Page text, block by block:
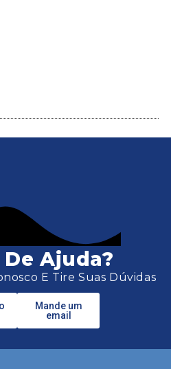
Ajuda?
E Tire Suas Dúvidas
Mande um
email